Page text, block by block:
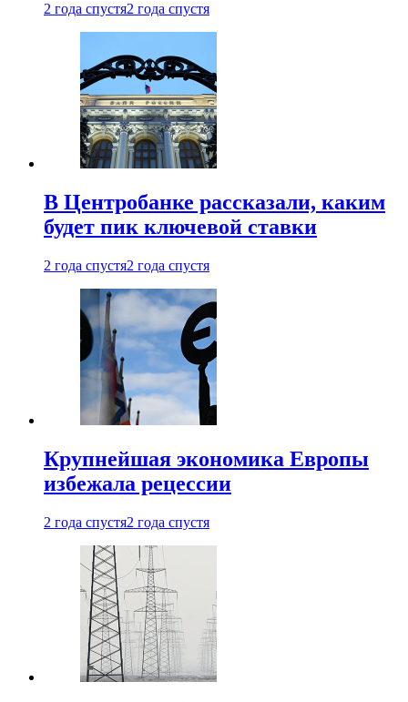
2 года спустя2 года спустя
В Центробанке рассказали, каким
будет пик ключевой ставки
2 года спустя2 года спустя
Крупнейшая экономика Европы
избежала рецессии
2 года спустя2 года спустя